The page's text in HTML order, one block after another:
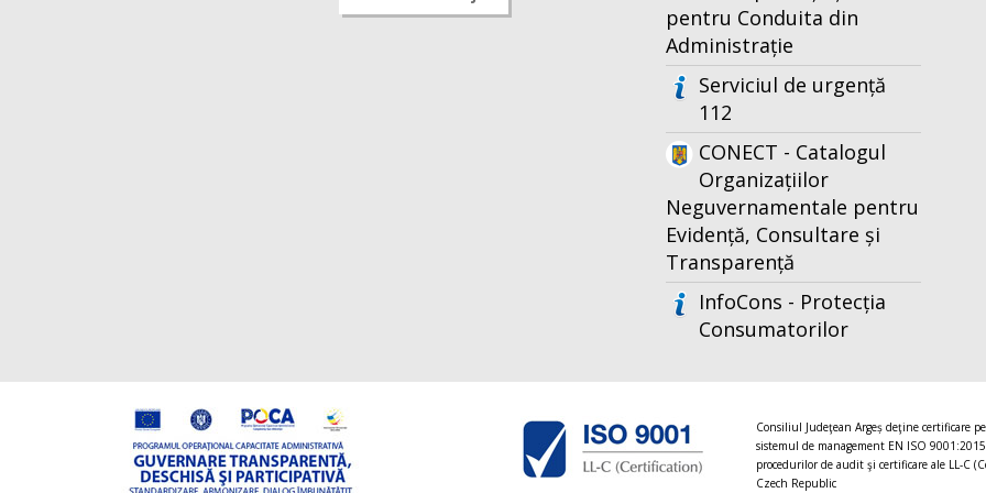
pentru Conduita din
Administrație
Serviciul de urgență
112
CONECT - Catalogul
Organizațiilor
Neguvernamentale pentru
Evidență, Consultare și
Transparență
InfoCons - Protecția
Consumatorilor
Consiliul Judeţean Argeș deţine certificare
sistemul de management EN ISO
procedurilor de audit şi certificare ale LL-C
Czech Republic